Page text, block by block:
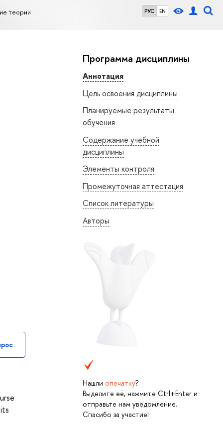
РУС EN
теории
Программа дисциплины
Аннотация
Цель освоения дисциплины
Планируемые результаты
обучения
Содержание учебной
дисциплины
Элементы контроля
Промежуточная аттестация
Список литературы
Авторы
Нашли опечатку?
Выделите её, нажмите Ctrl+Enter и
отправьте нам уведомление.
Спасибо за участие!